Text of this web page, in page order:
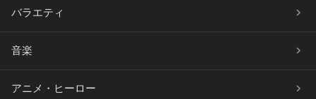
バラエティ
音楽
アニメ・ヒーロー